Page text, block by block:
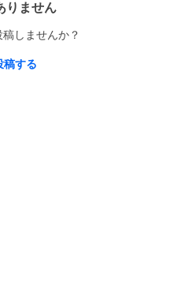
りません
しませんか？
稿する